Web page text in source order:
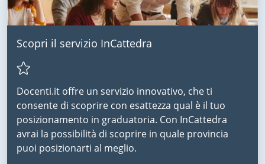
Scopri il servizio InCattedra
Docenti.it offre un servizio innovativo, che ti
consente di scoprire con esattezza qual è il tuo
posizionamento in graduatoria. Con InCattedra
avrai la possibilità di scoprire in quale provincia
puoi posizionarti al meglio.